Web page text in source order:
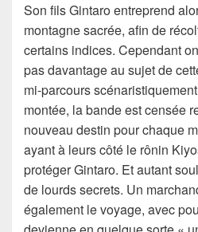
Son fils Gintaro entreprend
montagne sacrée, afin de
certains indices. Cependant
pas davantage au sujet de
mi-parcours
montée, la bande est censée
nouveau destin pour chaque
ayant à leurs côté le rônin
protéger Gintaro. Et autant
de lourds secrets. Un
également le voyage, avec